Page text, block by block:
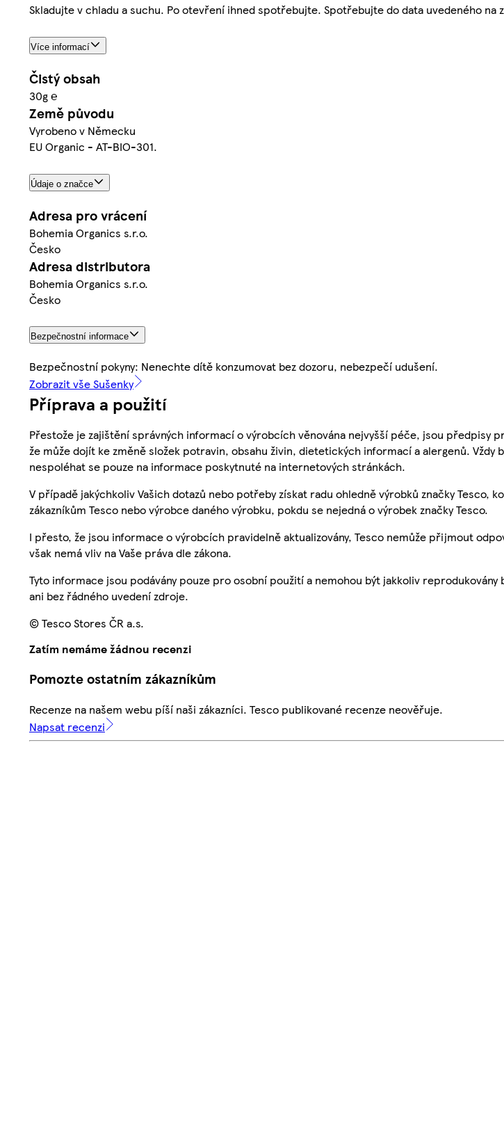
Skladujte v chladu a suchu. Po otevření ihned spotřebujte. Spotřebujte do data uvedeného na
Více informací
Čistý obsah
30g ℮
Země původu
Vyrobeno v Německu
EU Organic - AT-BIO-301.
Údaje o značce
Adresa pro vrácení
Bohemia Organics s.r.o.
Česko
Adresa distributora
Bohemia Organics s.r.o.
Česko
Bezpečnostní informace
Bezpečnostní pokyny: Nenechte dítě konzumovat bez dozoru, nebezpečí udušení.
Zobrazit vše Sušenky
Příprava a použití
Přestože je zajištění správných informací o výrobcích věnována nejvyšší péče, jsou předpisy
že může dojít ke změně složek potravin, obsahu živin, dietetických informací a alergenů.
nespoléhat se pouze na informace poskytnuté na internetových stránkách.
V případě jakýchkoliv Vašich dotazů nebo potřeby získat radu ohledně výrobků značky Tesco,
zákazníkům Tesco nebo výrobce daného výrobku, pokdu se nejedná o výrobek značky Tesco.
I přesto, že jsou informace o výrobcích pravidelně aktualizovány, Tesco nemůže přijmout
však nemá vliv na Vaše práva dle zákona.
Tyto informace jsou podávány pouze pro osobní použití a nemohou být jakkoliv
ani bez řádného uvedení zdroje.
© Tesco Stores ČR a.s.
Zatím nemáme žádnou recenzi
Pomozte ostatním zákazníkům
Recenze na našem webu píší naši zákazníci. Tesco publikované recenze neověřuje.
Napsat recenzi